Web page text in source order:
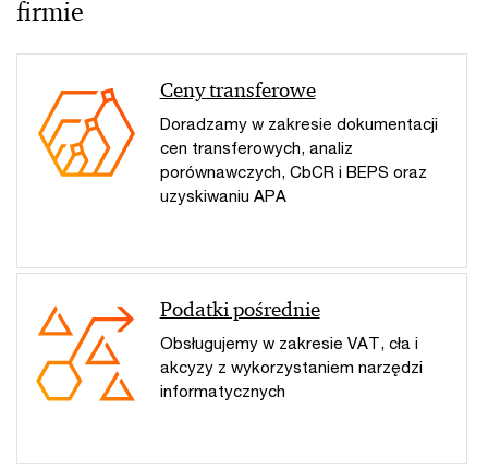
firmie
Ceny transferowe
Doradzamy w zakresie dokumentacji
cen transferowych, analiz
porównawczych, CbCR i BEPS oraz
uzyskiwaniu APA
Podatki pośrednie
Obsługujemy w zakresie VAT, cła i
akcyzy z wykorzystaniem narzędzi
informatycznych